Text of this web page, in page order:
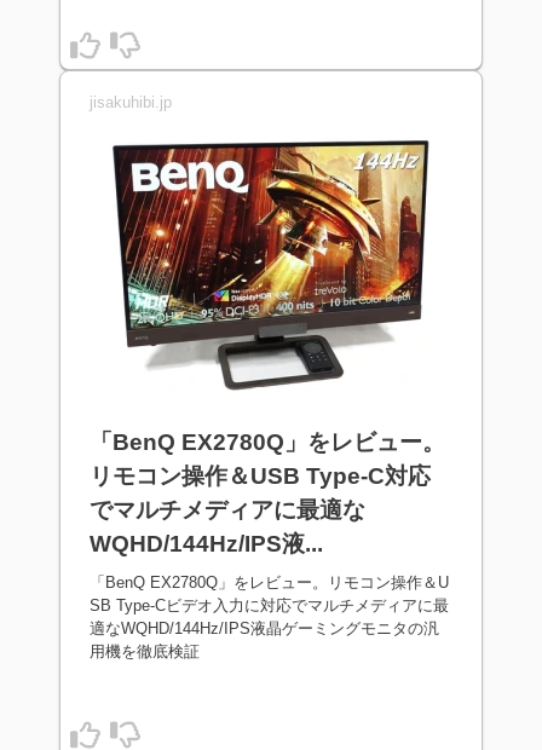
jisakuhibi.jp
「BenQ EX2780Q」をレビュー。
リモコン操作＆USB Type-C対応
でマルチメディアに最適な
WQHD/144Hz/IPS液...
「BenQ EX2780Q」をレビュー。リモコン操作＆U
SB Type-Cビデオ入力に対応でマルチメディアに最
適なWQHD/144Hz/IPS液晶ゲーミングモニタの汎
用機を徹底検証